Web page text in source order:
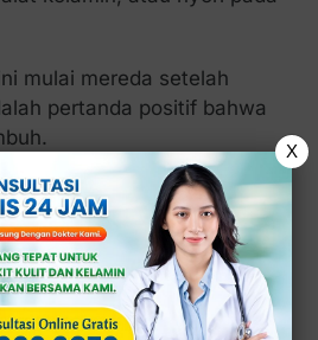
mulai mereda setelah
pertanda positif bahwa
Cairan
(Tidak
X